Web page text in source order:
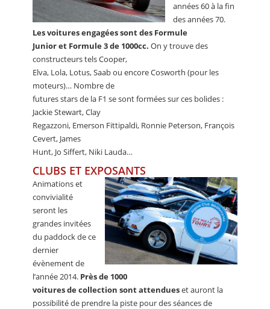
années 60 à la fin
des années 70.
Les voitures engagées sont des Formule
Junior et Formule 3 de 1000cc. On y trouve des
constructeurs tels Cooper,
Elva, Lola, Lotus, Saab ou encore Cosworth (pour les
moteurs)… Nombre de
futures stars de la F1 se sont formées sur ces bolides :
Jackie Stewart, Clay
Regazzoni, Emerson Fittipaldi, Ronnie Peterson, François
Cevert, James
Hunt, Jo Siffert, Niki Lauda…
CLUBS ET EXPOSANTS
Animations et
convivialité
seront les
grandes invitées
du paddock de ce
dernier
évènement de
l’année 2014. Près de 1000
voitures de collection sont attendueset auront la
possibilité de prendre la piste pour des séances de